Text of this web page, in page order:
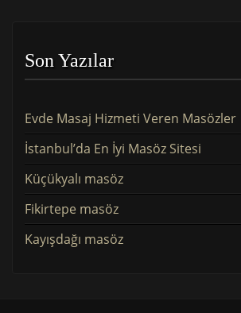
Son Yazılar
Evde Masaj Hizmeti Veren Masözler
İstanbul’da En İyi Masöz Sitesi
Küçükyalı masöz
Fikirtepe masöz
Kayışdağı masöz